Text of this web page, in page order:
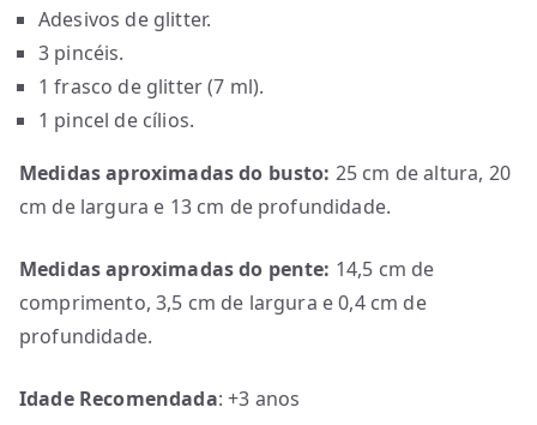
Adesivos de glitter.
3 pincéis.
1 frasco de glitter (7 ml).
1 pincel de cílios.
Medidas aproximadas do busto: 25 cm de altura, 20
cm de largura e 13 cm de profundidade.
Medidas aproximadas do pente: 14,5 cm de
comprimento, 3,5 cm de largura e 0,4 cm de
profundidade.
Idade Recomendada: +3 anos